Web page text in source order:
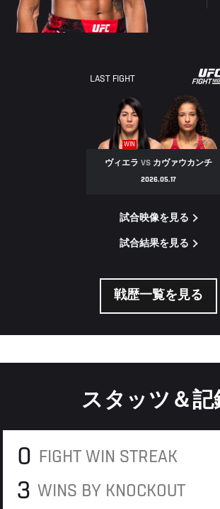
LAST FIGHT
WIN
ヴィエラ VSカヴァウカンチ
2026.05.17
試合映像を見る
試合結果を見る
戦歴一覧を見る
スタッツ＆記
0 FIGHT WIN STREAK
3 WINS BY KNOCKOUT